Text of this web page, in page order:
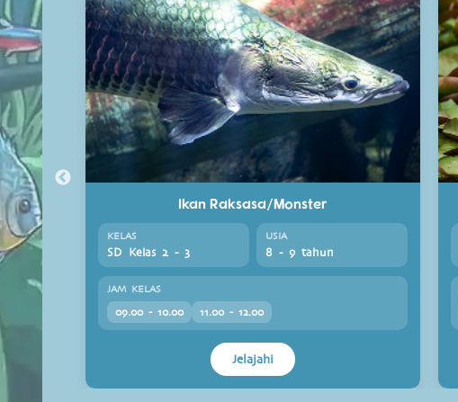
Ikan Raksasa/Monster
KELAS
SD Kelas 2 - 3
USIA
8 - 9 tahun
JAM KELAS
09.00 - 10.00 11.00 - 12.00
Jelajahi